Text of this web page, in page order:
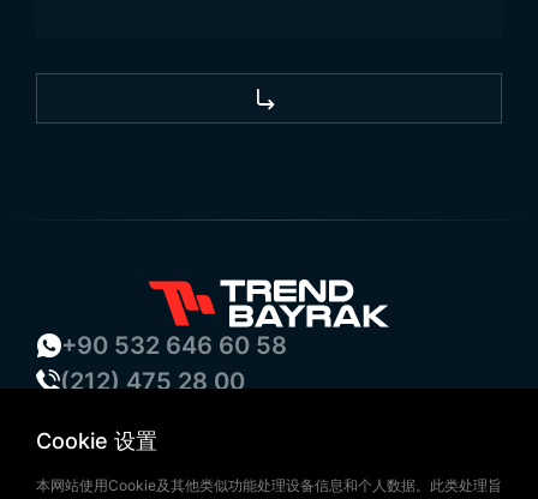
+90 532 646 60 58
(212) 475 28 00
bilgi@trendbayrak.com
Uğur Mumcu Mah. Eski Edirne Asfaltı
Cookie 设置
本网站使用Cookie及其他类似功能处理设备信息和个人数据。此类处理旨